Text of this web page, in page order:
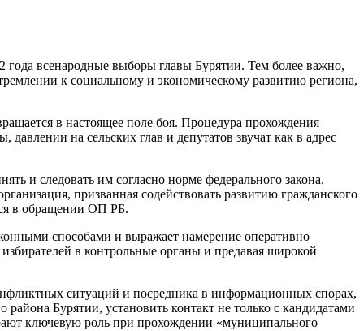
года всенародные выборы главы Бурятии. Тем более важно,
к социальному и экономическому развитию региона,
в настоящее поле боя. Процедура прохождения
на сельских глав и депутатов звучат как в адрес
и следовать им согласно норме федерального закона,
призванная содействовать развитию гражданского
в обращении ОП РБ.
способами и выражает намерение оперативно
в контрольные органы и предавая широкой
ситуаций и посредника в информационных спорах,
Бурятии, установить контакт не только с кандидатами
ключевую роль при прохождении «муниципального